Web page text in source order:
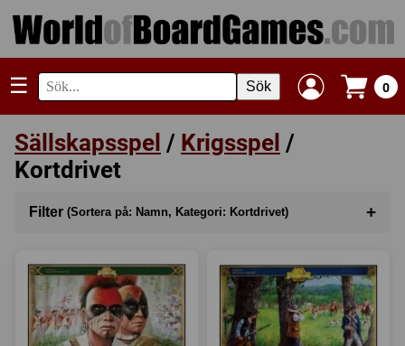
☰ Sök 0
Sällskapsspel / Krigsspel /
Kortdrivet
Filter (Sortera på: Namn, Kategori: Kortdrivet) +
Kategori(Kortdrivet)
Serie